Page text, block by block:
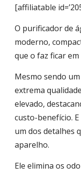
[affiliatable
O purificador de
moderno,
que o faz ficar
Mesmo sendo
extrema
elevado,
custo-benefício.
um dos detalhes
aparelho.
Ele elimina os